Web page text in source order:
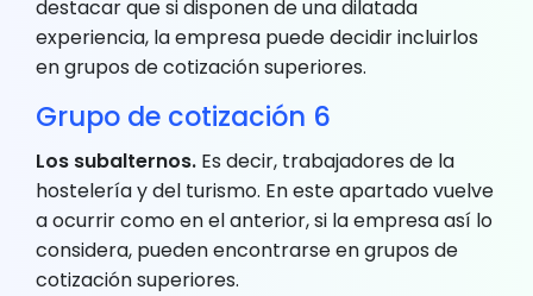
destacar que si disponen de una dilatada
experiencia, la empresa puede decidir incluirlos
en grupos de cotización superiores.
Grupo de cotización 6
Los subalternos. Es decir, trabajadores de la
hostelería y del turismo. En este apartado vuelve
a ocurrir como en el anterior, si la empresa así lo
considera, pueden encontrarse en grupos de
cotización superiores.